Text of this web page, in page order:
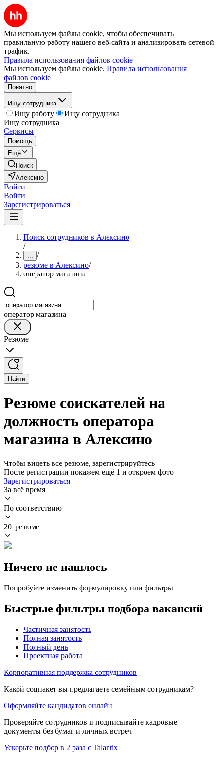
Мы используем файлы cookie, чтобы обеспечивать
правильную работу нашего веб-сайта и анализировать сетевой
трафик.
Правила использования файлов cookie
Мы используем файлы cookie. Правила использования
файлов cookie
Понятно
Ищу сотрудника
Ищу работу
Ищу сотрудника
Ищу сотрудника
Сервисы
Помощь
Ещё
Поиск
Алексино
Войти
Войти
Зарегистрироваться
Поиск сотрудников в Алексино
/
... /
резюме в Алексино/
оператор магазина
оператор магазина
Резюме
Найти
Резюме соискателей на
должность оператора
магазина в Алексино
Чтобы видеть все резюме, зарегистрируйтесь
После регистрации покажем ещё 1 и откроем фото
Зарегистрироваться
За всё время
По соответствию
20 резюме
Ничего не нашлось
Попробуйте изменить формулировку или фильтры
Быстрые фильтры подбора вакансий
Частичная занятость
Полная занятость
Полный день
Проектная работа
Корпоративная поддержка сотрудников
Какой соцпакет вы предлагаете семейным сотрудникам?
Оформляйте кандидатов онлайн
Проверяйте сотрудников и подписывайте кадровые
документы без бумаг и личных встреч
Ускорьте подбор в 2 раза с Talantix